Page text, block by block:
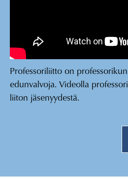
Professoriliitto on
edunvalvoja. Videolla
liiton jäsenyydestä.